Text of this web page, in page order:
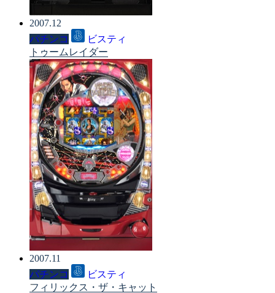
2007.12
パチンコ
ビスティ
トゥームレイダー
2007.11
パチンコ
ビスティ
フィリックス・ザ・キャット